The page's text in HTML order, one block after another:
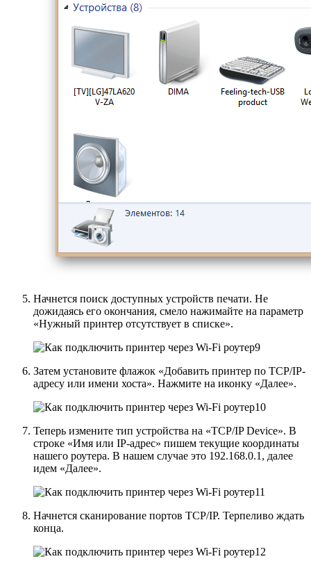
Начнется поиск доступных устройств печати. Не
дожидаясь его окончания, смело нажимайте на параметр
«Нужный принтер отсутствует в списке».
Затем установите флажок «Добавить принтер по TCP/IP-
адресу или имени хоста». Нажмите на иконку «Далее».
Теперь измените тип устройства на «TCP/IP Device». В
строке «Имя или IP-адрес» пишем текущие координаты
нашего роутера. В нашем случае это 192.168.0.1, далее
идем «Далее».
Начнется сканирование портов TCP/IP. Терпеливо ждать
конца.